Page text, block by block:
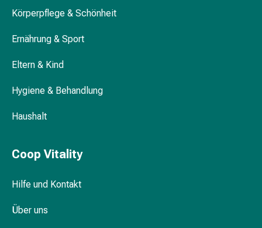
Intimpflegezubehör
Waschlotions
Tampons
Bodylotion
Hautschutz
Körperpflege & Schönheit
Ernährung & Sport
Eltern & Kind
Hygiene & Behandlung
Haushalt
Coop Vitality
Hilfe und Kontakt
Über uns